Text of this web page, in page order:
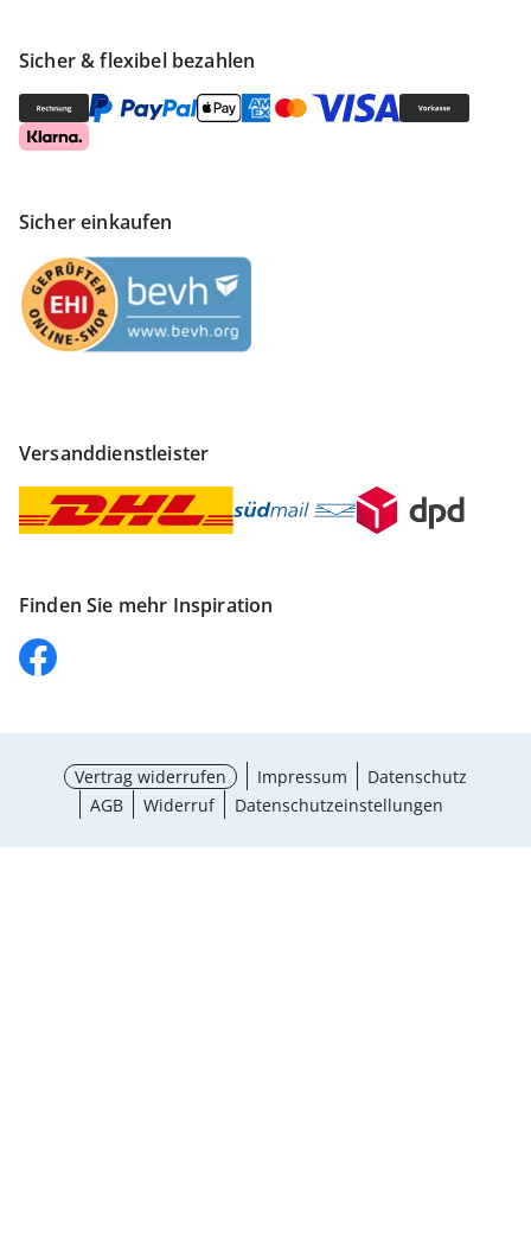
Sicher & flexibel bezahlen
Sicher einkaufen
Versanddienstleister
Finden Sie mehr Inspiration
Vertrag widerrufen Impressum
Datenschutz
AGB
Widerruf Datenschutzeinstellungen